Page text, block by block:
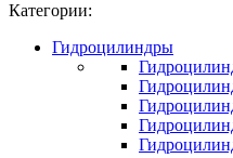
Категории:
Гидроцилиндры